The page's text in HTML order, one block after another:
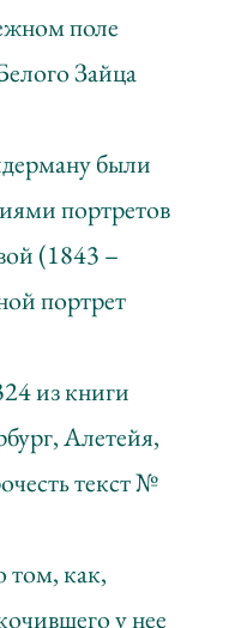
поле
Зайца
были
портретов
(1843 –
портрет
из книги
Алетейя,
текст №
том, как,
у нее